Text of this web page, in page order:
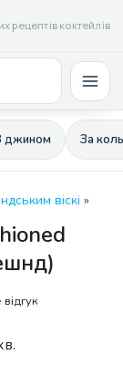
рецептів коктейлів
джином За
віскі »